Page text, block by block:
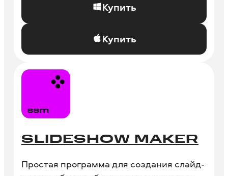
Купить
Купить
SLIDESHOW MAKER
Простая программа для создания слайд-